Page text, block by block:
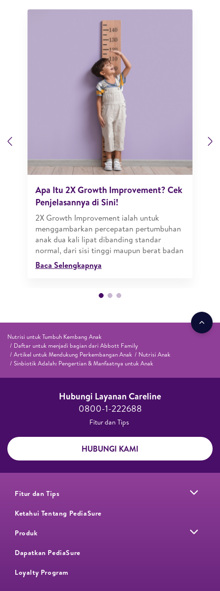
Apa Itu 2X Growth Improvement? Cek
Penjelasannya di Sini!
2X Growth Improvement ialah untuk
menggambarkan percepatan pertumbuhan
anak dua kali lipat dibanding standar
normal, dari sisi tinggi maupun berat badan
Baca Selengkapnya
Nutrisi untuk Tumbuh Kembang Anak
Daftar untuk menjadi bagian dari Abbott Family
Artikel untuk Mendukung Perkembangan Anak
Nutrisi Anak
Sinbiotik Adalah: Pengertian & Manfaatnya untuk Anak
Hubungi Layanan Careline​
0800-1-222688​
Fitur dan Tips ​
HUBUNGI KAMI
Fitur dan Tips
Ketahui Tentang PediaSure
Produk
Dapatkan PediaSure
Loyalty Program​